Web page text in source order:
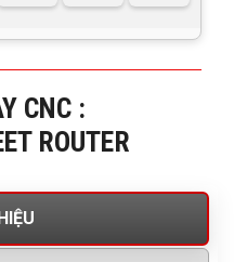
CNC :
ROUTER